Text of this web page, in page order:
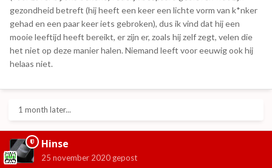
gezondheid betreft (hij heeft een keer een lichte vorm van k*nker
gehad en een paar keer iets gebroken), dus ik vind dat hij een
mooie leeftijd heeft bereikt, er zijn er, zoals hij zelf zegt, velen die
het niet op deze manier halen. Niemand leeft voor eeuwig ook hij
helaas niet.
1 month later...
Hinse
25 november 2020 gepost